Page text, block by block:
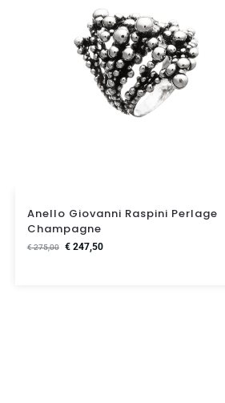
Anello Giovanni Raspini Perlage
Champagne
€275,00 €247,50